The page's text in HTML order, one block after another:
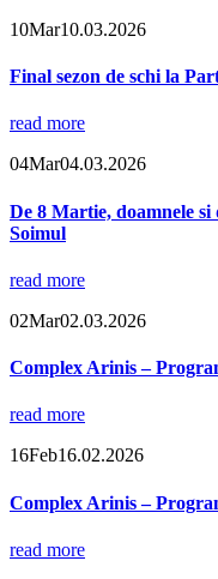
10Mar10.03.2026
Final sezon de schi la
read more
04Mar04.03.2026
De 8 Martie, doamnele
Soimul
read more
02Mar02.03.2026
Complex Arinis –
read more
16Feb16.02.2026
Complex Arinis –
read more